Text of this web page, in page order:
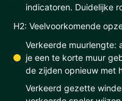
indicatoren. Duidelijke
H2: Veelvoorkomende
Verkeerde muurlengte:
je een te korte muur
de zijden opnieuw met
Verkeerd gezette